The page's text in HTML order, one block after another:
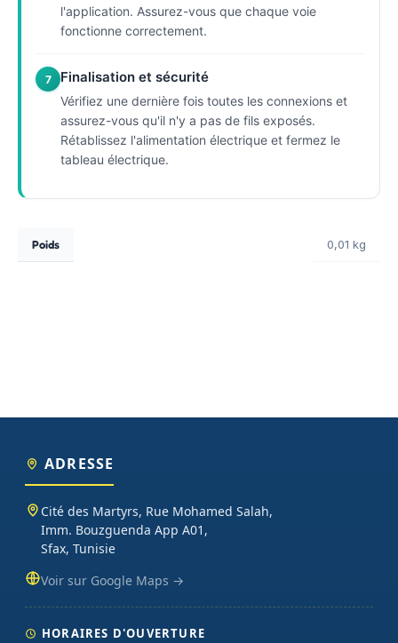
l'application. Assurez-vous que chaque voie
fonctionne correctement.
7 Finalisation et sécurité
Vérifiez une dernière fois toutes les connexions et
assurez-vous qu'il n'y a pas de fils exposés.
Rétablissez l'alimentation électrique et fermez le
tableau électrique.
Poids 0,01 kg
ADRESSE
Cité des Martyrs, Rue Mohamed Salah,
Imm. Bouzguenda App A01,
Sfax, Tunisie
Voir sur Google Maps →
HORAIRES D'OUVERTURE